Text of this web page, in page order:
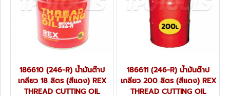
186610 (246-R) น้ำมันต๊าป
เกลียว 18 ลิตร (สีแดง) REX
THREAD CUTTING OIL
186611 (246-R) น้ำมันต๊าป
เกลียว 200 ลิตร (สีแดง) REX
THREAD CUTTING OIL